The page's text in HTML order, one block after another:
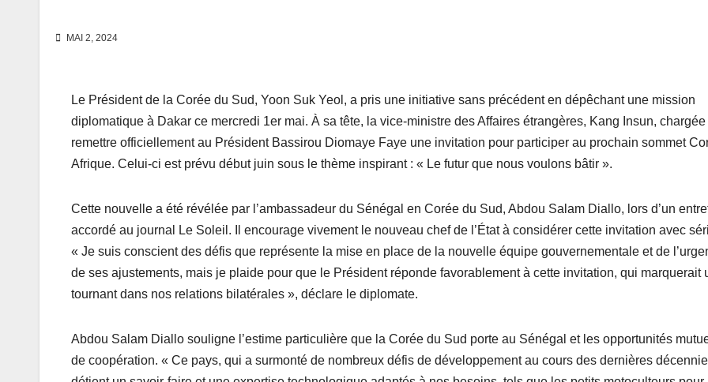
MAI 2, 2024
Le Président de la Corée du Sud, Yoon Suk Yeol, a pris une initiative sans précédent en dépêchant une mission
diplomatique à Dakar ce mercredi 1er mai. À sa tête, la vice-ministre des Affaires étrangères, Kang Insun, chargée
remettre officiellement au Président Bassirou Diomaye Faye une invitation pour participer au prochain sommet
Afrique. Celui-ci est prévu début juin sous le thème inspirant : « Le futur que nous voulons bâtir ».
Cette nouvelle a été révélée par l’ambassadeur du Sénégal en Corée du Sud, Abdou Salam Diallo, lors d’un
accordé au journal Le Soleil. Il encourage vivement le nouveau chef de l’État à considérer cette invitation avec
« Je suis conscient des défis que représente la mise en place de la nouvelle équipe gouvernementale et de
de ses ajustements, mais je plaide pour que le Président réponde favorablement à cette invitation, qui marquerait
tournant dans nos relations bilatérales », déclare le diplomate.
Abdou Salam Diallo souligne l’estime particulière que la Corée du Sud porte au Sénégal et les opportunités
de coopération. « Ce pays, qui a surmonté de nombreux défis de développement au cours des dernières